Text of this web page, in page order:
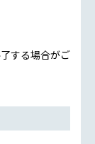
する場合がご